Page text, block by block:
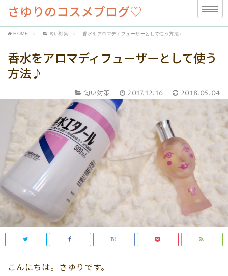
さゆりのコスメブログ♡
HOME 匂い対策 香水をアロマディフューザーとして使う方法♪
香水をアロマディフューザーとして使う
方法♪
匂い対策 2017.12.16 2018.05.04
こんにちは。さゆりです。